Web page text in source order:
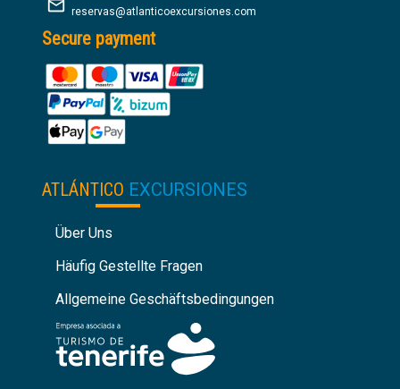
reservas@atlanticoexcursiones.com
Secure payment
ATLÁNTICO EXCURSIONES
Über Uns
Häufig Gestellte Fragen
Allgemeine Geschäftsbedingungen